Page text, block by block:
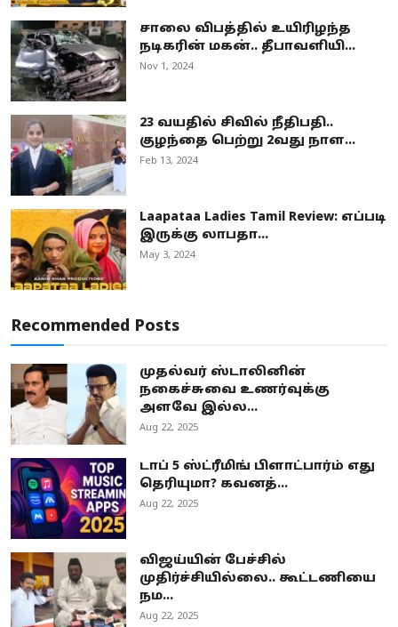
சாலை விபத்தில் உயிரிழந்த
நடிகரின் மகன்.. தீபாவளியி...
Nov 1, 2024
23 வயதில் சிவில் நீதிபதி..
குழந்தை பெற்று 2வது நாள...
Feb 13, 2024
Laapataa Ladies Tamil Review: எப்படி
இருக்கு லாபதா...
May 3, 2024
Recommended Posts
முதல்வர் ஸ்டாலினின்
நகைச்சுவை உணர்வுக்கு
அளவே இல்ல...
Aug 22, 2025
டாப் 5 ஸ்ட்ரீமிங் பிளாட்பார்ம் எது
தெரியுமா? கவனத்...
Aug 22, 2025
விஜய்யின் பேச்சில்
முதிர்ச்சியில்லை.. கூட்டணியை
நம...
Aug 22, 2025